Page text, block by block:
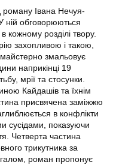
роману Івана Нечуя-
ній обговорюються
кожному розділі твору.
захопливою і такою,
змальовує
наприкінці 19
мрії та стосунки.
Кайдашів та їхнім
присвячена заміжжю
в конфлікти
сусідами, показуючи
Четверта частина
трикутника за
роман пропонує